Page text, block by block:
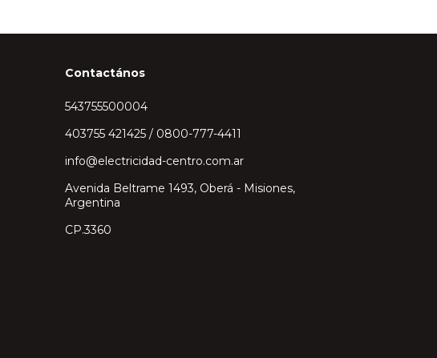
Contactános
543755500004
403755 421425 / 0800-777-4411
info@electricidad-centro.com.ar
Avenida Beltrame 1493, Oberá - Misiones,
Argentina
CP.3360